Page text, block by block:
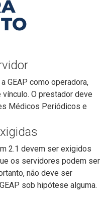
GEAP como operadora,
O prestador deve
Médicos Periódicos e
2.1 devem ser exigidos
os servidores podem ser
não deve ser
sob hipótese alguma.